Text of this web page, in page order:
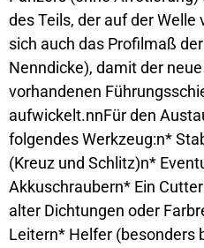
des Teils, der auf der
sich auch das Profilmaß
Nenndicke), damit der
vorhandenen
aufwickelt.nnFür den
folgendes Werkzeug:n*
(Kreuz und Schlitz)n*
Akkuschraubern* Ein
alter Dichtungen oder
Leitern* Helfer (besonders